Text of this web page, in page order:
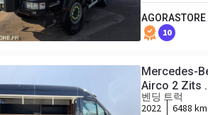
AGORASTORE
10
Mercedes-
Airco 2 Zits
벤딩 트럭
2022
6488 km